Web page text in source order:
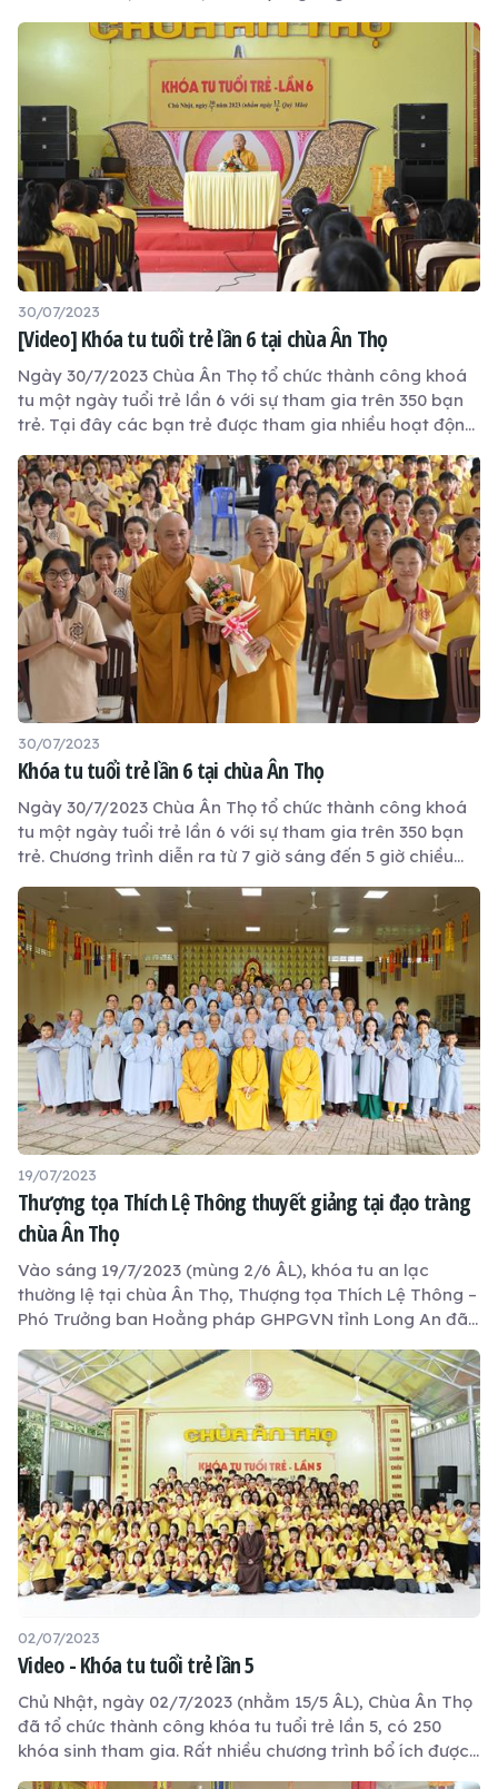
30/07/2023
[Video] Khóa tu tuổi trẻ lần 6 tại chùa Ân Thọ
Ngày 30/7/2023 Chùa Ân Thọ tổ chức thành công khoá
tu một ngày tuổi trẻ lần 6 với sự tham gia trên 350 bạn
trẻ. Tại đây các bạn trẻ được tham gia nhiều hoạt động
30/07/2023
Khóa tu tuổi trẻ lần 6 tại chùa Ân Thọ
Ngày 30/7/2023 Chùa Ân Thọ tổ chức thành công khoá
tu một ngày tuổi trẻ lần 6 với sự tham gia trên 350 bạn
trẻ. Chương trình diễn ra từ 7 giờ sáng đến 5 giờ chiều
19/07/2023
Thượng tọa Thích Lệ Thông thuyết giảng tại đạo tràng
chùa Ân Thọ
Vào sáng 19/7/2023 (mùng 2/6 ÂL), khóa tu an lạc
thường lệ tại chùa Ân Thọ, Thượng tọa Thích Lệ Thông –
Phó Trưởng ban Hoằng pháp GHPGVN tỉnh Long An đã
thực, ý tư thực và thức thực).
02/07/2023
Video - Khóa tu tuổi trẻ lần 5
Chủ Nhật, ngày 02/7/2023 (nhằm 15/5 ÂL), Chùa Ân Thọ
đã tổ chức thành công khóa tu tuổi trẻ lần 5, có 250
khóa sinh tham gia. Rất nhiều chương trình bổ ích được